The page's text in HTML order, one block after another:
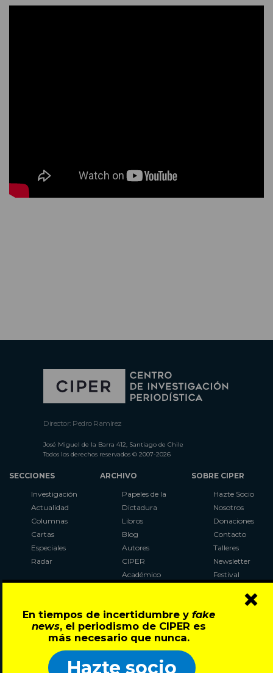
En tiempos de incertidumbre y fake
news, el periodismo de CIPER es
más necesario que nunca.
Hazte socio
×
Director: Pedro Ramírez
José Miguel de la Barra 412, Santiago de Chile
Todos los derechos reservados © 2007-2026
SECCIONES
Investigación
Actualidad
Columnas
Cartas
Especiales
Radar
ARCHIVO
Papeles de la
Dictadura
Libros
Blog
Autores
CIPER
Académico
Al Plebiscito
con CIPER
SOBRE CIPER
Hazte Socio
Nosotros
Donaciones
Contacto
Talleres
Newsletter
Festival